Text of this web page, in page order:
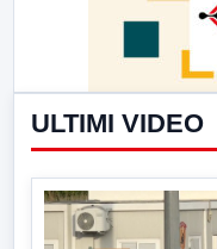
ULTIMI VIDEO